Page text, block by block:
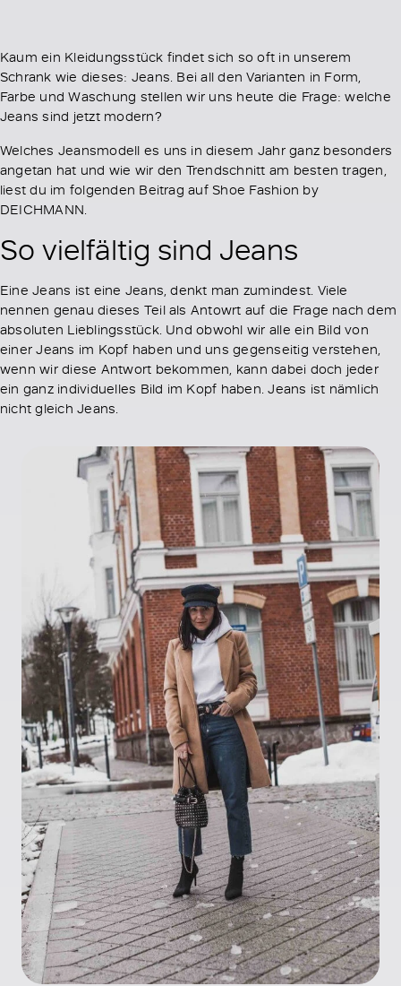
Kaum ein Kleidungsstück findet sich so oft in unserem
Schrank wie dieses: Jeans. Bei all den Varianten in Form,
Farbe und Waschung stellen wir uns heute die Frage: welche
Jeans sind jetzt modern?
Welches Jeansmodell es uns in diesem Jahr ganz besonders
angetan hat und wie wir den Trendschnitt am besten tragen,
liest du im folgenden Beitrag auf Shoe Fashion by
DEICHMANN.
So vielfältig sind Jeans
Eine Jeans ist eine Jeans, denkt man zumindest. Viele
nennen genau dieses Teil als Antowrt auf die Frage nach dem
absoluten Lieblingsstück. Und obwohl wir alle ein Bild von
einer Jeans im Kopf haben und uns gegenseitig verstehen,
wenn wir diese Antwort bekommen, kann dabei doch jeder
ein ganz individuelles Bild im Kopf haben. Jeans ist nämlich
nicht gleich Jeans.